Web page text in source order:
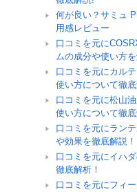
何が良い？サミュ
用感レビュー
口コミを元に
ムの成分や使い方を
口コミを元にカル
使い方について徹底
口コミを元に松山
使い方について徹底
口コミを元にラン
や効果を徹底解説！
口コミを元にイハ
徹底解析！
口コミを元にフィ